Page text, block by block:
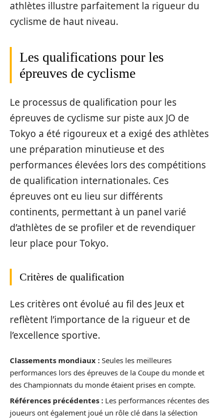
athlètes illustre parfaitement la rigueur du
cyclisme de haut niveau.
Les qualifications pour les
épreuves de cyclisme
Le processus de qualification pour les
épreuves de cyclisme sur piste aux JO de
Tokyo a été rigoureux et a exigé des athlètes
une préparation minutieuse et des
performances élevées lors des compétitions
de qualification internationales. Ces
épreuves ont eu lieu sur différents
continents, permettant à un panel varié
d’athlètes de se profiler et de revendiquer
leur place pour Tokyo.
Critères de qualification
Les critères ont évolué au fil des Jeux et
reflètent l’importance de la rigueur et de
l’excellence sportive.
Classements mondiaux : Seules les meilleures
performances lors des épreuves de la Coupe du monde et
des Championnats du monde étaient prises en compte.
Références précédentes : Les performances récentes des
joueurs ont également joué un rôle clé dans la sélection